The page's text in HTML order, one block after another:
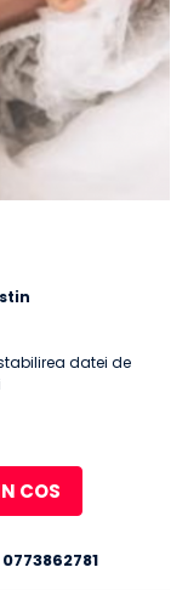
datei de
COS
0773862781